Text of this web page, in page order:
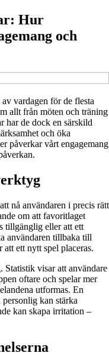
Hur
och
vardagen för de flesta
allt från möten och träning
har de dock en särskild
och öka
påverkar vårt engagemang
nå användaren i precis rätt
om att favoritlaget
tillgänglig eller att ett
användaren tillbaka till
ett nytt spel placeras.
visar att användare
oftare och spelar mer
utformas. En
kan stärka
kan skapa irritation –